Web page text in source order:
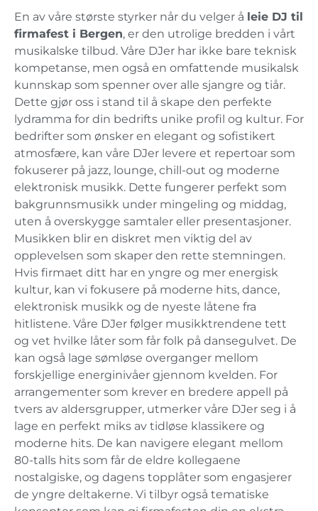
En av våre største styrker når du velger å leie DJ til
firmafest i Bergen, er den utrolige bredden i vårt
musikalske tilbud. Våre DJer har ikke bare teknisk
kompetanse, men også en omfattende musikalsk
kunnskap som spenner over alle sjangre og tiår.
Dette gjør oss i stand til å skape den perfekte
lydramma for din bedrifts unike profil og kultur. For
bedrifter som ønsker en elegant og sofistikert
atmosfære, kan våre DJer levere et repertoar som
fokuserer på jazz, lounge, chill-out og moderne
elektronisk musikk. Dette fungerer perfekt som
bakgrunnsmusikk under mingeling og middag,
uten å overskygge samtaler eller presentasjoner.
Musikken blir en diskret men viktig del av
opplevelsen som skaper den rette stemningen.
Hvis firmaet ditt har en yngre og mer energisk
kultur, kan vi fokusere på moderne hits, dance,
elektronisk musikk og de nyeste låtene fra
hitlistene. Våre DJer følger musikktrendene tett
og vet hvilke låter som får folk på dansegulvet. De
kan også lage sømløse overganger mellom
forskjellige energinivåer gjennom kvelden. For
arrangementer som krever en bredere appell på
tvers av aldersgrupper, utmerker våre DJer seg i å
lage en perfekt miks av tidløse klassikere og
moderne hits. De kan navigere elegant mellom
80-talls hits som får de eldre kollegaene
nostalgiske, og dagens topplåter som engasjerer
de yngre deltakerne. Vi tilbyr også tematiske